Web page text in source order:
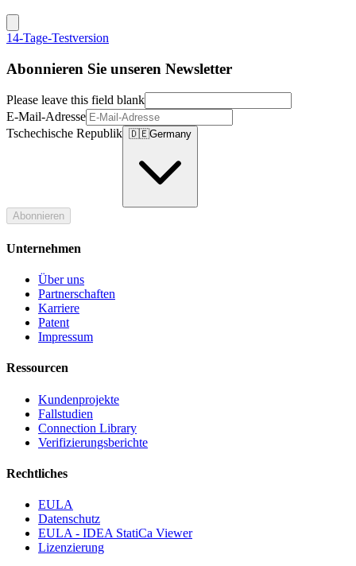
14-Tage-Testversion
Abonnieren Sie unseren Newsletter
Please leave this field blank
E-Mail-Adresse
Tschechische Republik 🇩🇪Germany
Abonnieren
Unternehmen
Über uns
Partnerschaften
Karriere
Patent
Impressum
Ressourcen
Kundenprojekte
Fallstudien
Connection Library
Verifizierungsberichte
Rechtliches
EULA
Datenschutz
EULA - IDEA StatiCa Viewer
Lizenzierung